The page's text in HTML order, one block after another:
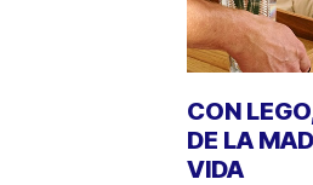
CON
DE LA
VIDA